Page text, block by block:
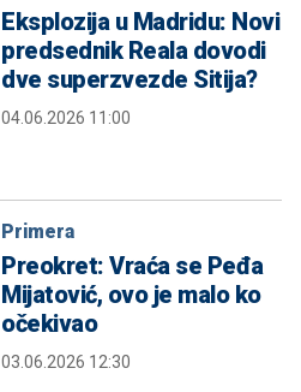
Eksplozija u Madridu: Novi
predsednik Reala dovodi
dve superzvezde Sitija?
04.06.2026 11:00
Primera
Preokret: Vraća se Peđa
Mijatović, ovo je malo ko
očekivao
03.06.2026 12:30